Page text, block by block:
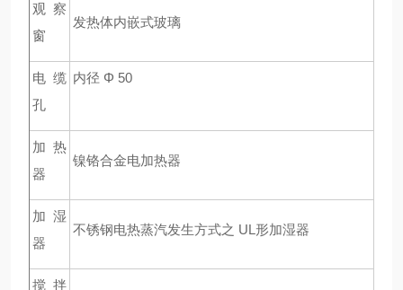
观察
窗
发热体内嵌式玻璃
电缆
孔
内径 Φ 50
加热
器
镍铬合金电加热器
加湿
器
不锈钢电热蒸汽发生方式之 UL形加湿器
搅拌